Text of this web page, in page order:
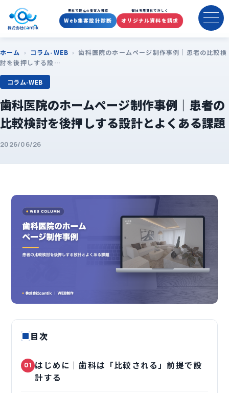
無料で現在の集客力確認
Web集客設計診断
御社専用資料で詳しく
オリジナル資料を請求
ホーム › コラム-WEB › 歯科医院のホームページ制作事例｜患者の比較検
討を後押しする設…
コラム-WEB
歯科医院のホームページ制作事例｜患者の
比較検討を後押しする設計とよくある課題
2026/06/26
目次
01 はじめに｜歯科は「比較される」前提で設
計する